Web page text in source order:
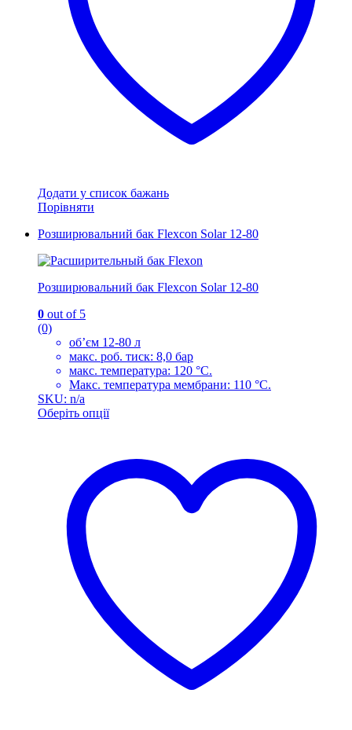
сторінці
товару
Додати у список бажань
Порівняти
Розширювальний бак Flexcon Solar 12-80
Розширювальний бак Flexcon Solar 12-80
0 out of 5
(0)
об’єм 12-80 л
макс. роб. тиск: 8,0 бар
макс. температура: 120 °C.
Макс. температура мембрани: 110 °C.
SKU: n/a
Оберіть опції
варіантів.
Параметри
можна
вибрати
сторінці
товару